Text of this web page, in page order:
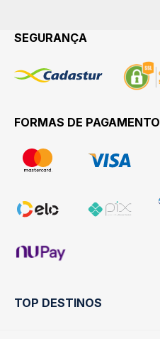
SEGURANÇA
FORMAS DE PAGAMENTO
TOP DESTINOS